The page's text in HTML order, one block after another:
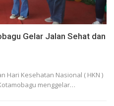
Gelar Jalan Sehat dan
Hari Kesehatan Nasional ( HKN )
menggelar…